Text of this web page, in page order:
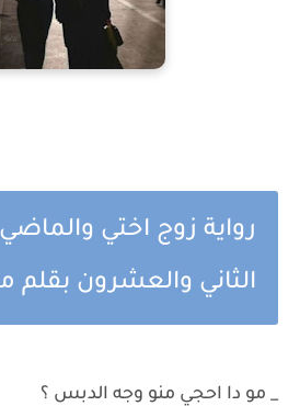
رواية زوج اختي
الثاني والعشرون
_ مو دا احجي منو وجه الدبس ؟